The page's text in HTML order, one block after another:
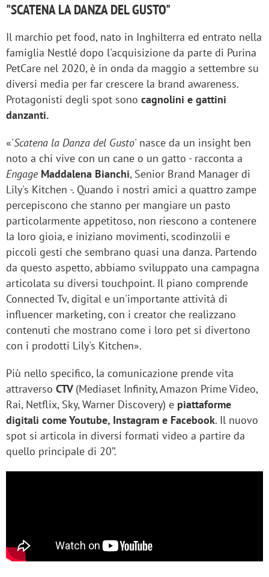
"SCATENA LA DANZA DEL GUSTO"
Il marchio pet food, nato in Inghilterra ed entrato nella
famiglia Nestlé dopo l'acquisizione da parte di Purina
PetCare nel 2020, è in onda da maggio a settembre su
diversi media per far crescere la brand awareness.
Protagonisti degli spot sono cagnolini e gattini
danzanti.
«'Scatena la Danza del Gusto' nasce da un insight ben
noto a chi vive con un cane o un gatto - racconta a
Engage Maddalena Bianchi, Senior Brand Manager di
Lily's Kitchen -. Quando i nostri amici a quattro zampe
percepiscono che stanno per mangiare un pasto
particolarmente appetitoso, non riescono a contenere
la loro gioia, e iniziano movimenti, scodinzolii e
piccoli gesti che sembrano quasi una danza. Partendo
da questo aspetto, abbiamo sviluppato una campagna
articolata su diversi touchpoint. Il piano comprende
Connected Tv, digital e un'importante attività di
influencer marketing, con i creator che realizzano
contenuti che mostrano come i loro pet si divertono
con i prodotti Lily's Kitchen».
Più nello specifico, la comunicazione prende vita
attraverso CTV (Mediaset Infinity, Amazon Prime Video,
Rai, Netflix, Sky, Warner Discovery) e piattaforme
digitali come Youtube, Instagram e Facebook. Il nuovo
spot si articola in diversi formati video a partire da
quello principale di 20’’.